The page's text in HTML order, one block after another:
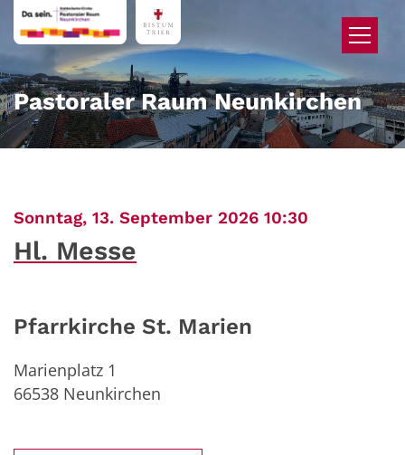
Zum Inhalt springen
Pastoraler Raum Neunkirchen
Sonntag, 13. September 2026 10:30
Hl. Messe
Pfarrkirche St. Marien
Marienplatz 1
66538 Neunkirchen